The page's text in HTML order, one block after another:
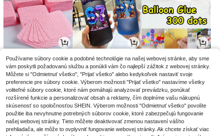
2.95€2.98€ -1% 7.24€ 2.88€
Používame súbory cookie a podobné technológie na našej webovej stránke, aby sme
vám poskytli požadovanú službu a ponúkli vám čo najlepší zážitok z webovej stránky.
Môžete si "Odmietnuť všetko", "Prijať všetko" alebo kedykoľvek nastaviť svoje
preferencie pre súbory cookie. Výberom možnosti "Prijať všetko" nastavíme všetky
voliteľné súbory cookie, ktoré nám pomáhajú analyzovať prevádzku, ponúkať
rozšírené funkcie a personalizovať obsah a reklamy, čím doplníme vašu nákupnú
skúsenosť so spoločnosťou SHEIN. Výberom možnosti "Odmietnuť všetko" povolíte
použitie iba nevyhnutne potrebných súborov cookie, ktoré zabezpečujú fungovanie
našej webovej stránky. Tieto môžete deaktivovať zmenou nastavení vášho
prehliadača, ale môže to ovplyvniť fungovanie webovej stránky. Ak chcete získať viac